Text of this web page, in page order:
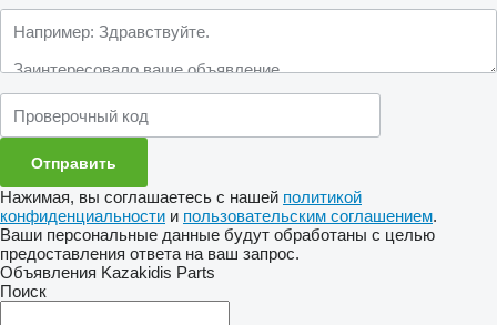
Нажимая, вы соглашаетесь с нашей политикой
конфиденциальности и пользовательским соглашением.
Ваши персональные данные будут обработаны с целью
предоставления ответа на ваш запрос.
Объявления Kazakidis Parts
Поиск